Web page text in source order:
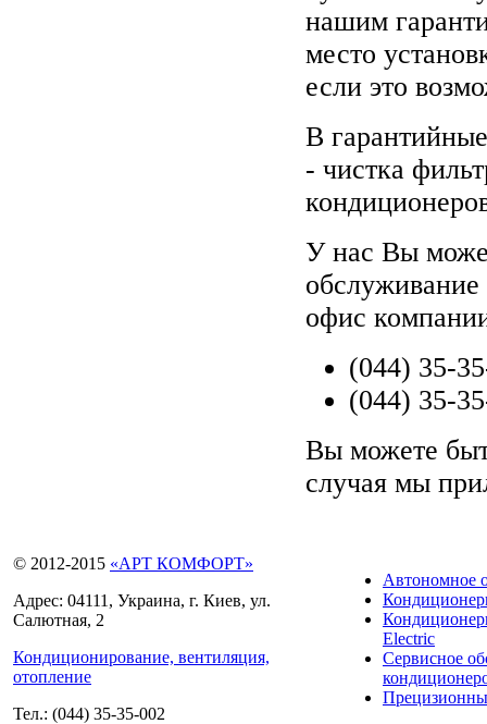
нашим
место
если это
В
- чистка
У нас Вы
офис
(044) 35-
(044) 35-
Вы можете
случая мы
© 2012-2015 «АРТ КОМФОРТ»
Адрес: 04111, Украина, г. Киев, ул.
Салютная, 2
Кондиционирование, вентиляция,
отопление
Тел.: (044) 35-35-002
Автономное
Electric
Сервисное